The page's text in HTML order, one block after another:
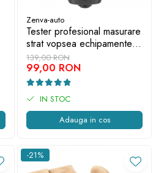
Zenva-auto
Tester profesional masurare
strat vopsea echipamente
auto, ABS, Ecran LCD,
Negru- Tester Vopsea Auto
139,00 RON
99,00 RON
IN STOC
Adauga in cos
-21%